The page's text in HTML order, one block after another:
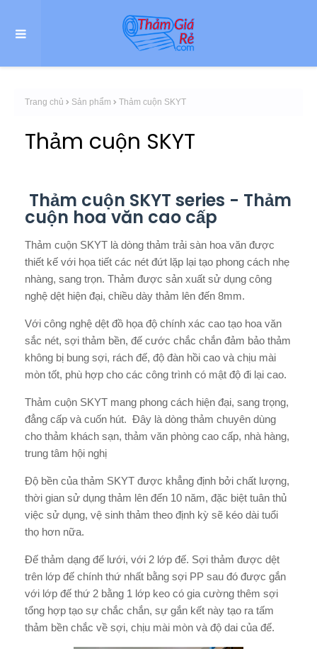
Trang chủ Sản phẩm Thảm cuộn SKYT
Thảm cuộn SKYT
Thảm cuộn SKYT series - Thảm
cuộn hoa văn cao cấp
Thảm cuộn SKYT là dòng thảm trải sàn hoa văn được
thiết kế với họa tiết các nét đứt lặp lại tạo phong cách nhẹ
nhàng, sang trọn. Thảm được sản xuất sử dụng công
nghệ dệt hiện đại, chiều dày thảm lên đến 8mm.
Với công nghệ dệt đồ họa độ chính xác cao tạo hoa văn
sắc nét, sợi thảm bền, đế cước chắc chắn đảm bảo thảm
không bị bung sợi, rách đế, độ đàn hồi cao và chịu mài
mòn tốt, phù hợp cho các công trình có mật độ đi lại cao.
Thảm cuộn SKYT mang phong cách hiện đại, sang trọng,
đẳng cấp và cuốn hút. Đây là dòng thảm chuyên dùng
cho thảm khách sạn, thảm văn phòng cao cấp, nhà hàng,
trung tâm hội nghị
Độ bền của thảm SKYT được khẳng định bởi chất lượng,
thời gian sử dụng thảm lên đến 10 năm, đặc biệt tuân thủ
việc sử dụng, vệ sinh thảm theo định kỳ sẽ kéo dài tuổi
thọ hơn nữa.
Đế thảm dạng đế lưới, với 2 lớp đế. Sợi thảm được dệt
trên lớp đế chính thứ nhất bằng sợi PP sau đó được gắn
với lớp đế thứ 2 bằng 1 lớp keo có gia cường thêm sợi
tổng hợp tạo sự chắc chắn, sự gắn kết này tạo ra tấm
thảm bền chắc về sợi, chịu mài mòn và độ dai của đế.